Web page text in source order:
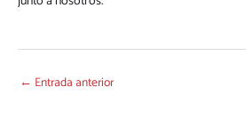
← Entrada anterior